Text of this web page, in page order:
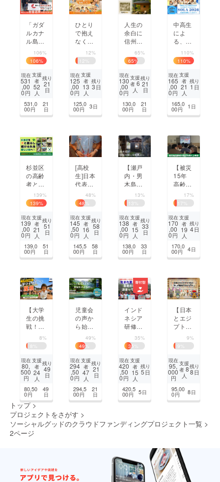
「ガダ
ルカナ
ル島慰
霊巡拝
プロ
ジェク
ト」～
先の大
戦の記
学生の
手で未
106%
106%
現在
531
,00
0円
支援
者
52
人
残り
21
日
531,0
00円
21
日
ひとり
で抱え
なくて
いい地
域にし
たい
―子ど
もと家
庭を支
マイル
ベース
12%
12
現在
125
,00
0円
支援
者
13
人
残り
3日
125,0
00円 3日
人生の
余白に
信州上
田の木
を使い
「自分
時間」
を育て
る場所
参加型
プロ
65%
65%
現在
130
,00
0円
支援
者6
人
残り
21
日
130,0
00円
21
日
中高生
によ
る、中
高生の
ための
リベラ
ルアー
ツの祭
典！！
2026
110%
110%
現在
165
,00
0円
支援
者
21
人
残り
1 日
165,0
00円 1 日
杉並区
の高齢
者と犬
が共に
暮らせ
る地域
づくり
139%
139%
現在
139
,00
0円
支援
者
21
人
残り
51
日
139,0
00円
51
日
[高校
生]日本
代表ST
EMRa
cing
チーム
WindB
reaker
が世界
戦
48%
48
現在
145
,50
0円
支援
者
16
人
残り
58
日
145,5
00円
58
日
【瀬戸
内・男
木島】
地域資
源を活
かした
改修
で、持
続可能
拠点を
完成さ
13%
13
現在
138
,00
0円
支援
者
15
人
残り
33
日
138,0
00円
33
日
【被災
15年
高齢者
の孤立
防止】
昭和の
映像で
東北の
絆をも
17%
17
現在
170
,00
0円
支援
者
19
人
残り
4日
170,0
00円 4日
【大学
生の挑
戦！】
学びを
守る屋
根をカ
ンボジ
アの子
供たち
に！屋
根修繕
プロ
ジェク
ト！
8%
8
現在
80,
500
円
支援
者
24
人
残り
49
日
80,50
0円
49
日
児童会
の声か
ら始
まった
企画。
swee
設置で
環境と
健康を
守ろ
う！
49%
49%
現在
294
,50
0円
支援
者
47
人
残り
21
日
294,5
00円
21
日
インド
ネシア
研修を
8名の
逆境に
ある若
者に！
世界を
広げる
最初の
一歩を
提供し
35%
35
現在
420
,50
0円
支援
者
15
人
残り
5日
420,5
00円 5日
【日本
とエジ
プトを
まんが
でつな
ぐプロ
ジェク
ト】子
どもた
顔と未
来を！
9%
9
現在
95,
000
円
支援
者8
人
残り
8日
95,00
0円 8日
トップ >
プロジェクトをさがす >
ソーシャルグッドのクラウドファンディングプロジェクト一覧 >
2ページ
4 5 6 ... 次のページ